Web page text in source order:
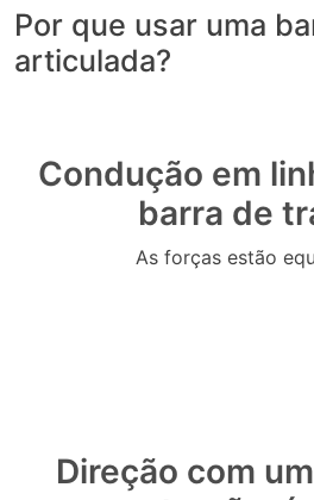
Por que usar uma
articulada?
Condução em
barra de
As forças estão
Direção com